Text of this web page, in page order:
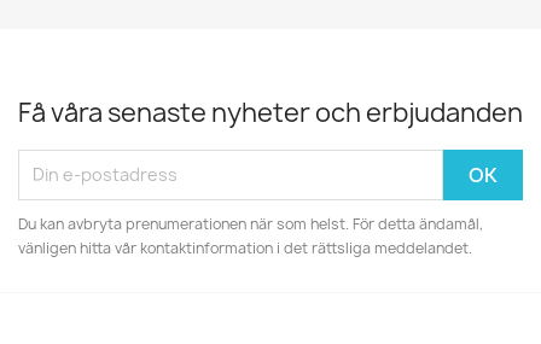
Få våra senaste nyheter och erbjudanden
Du kan avbryta prenumerationen när som helst. För detta ändamål,
vänligen hitta vår kontaktinformation i det rättsliga meddelandet.